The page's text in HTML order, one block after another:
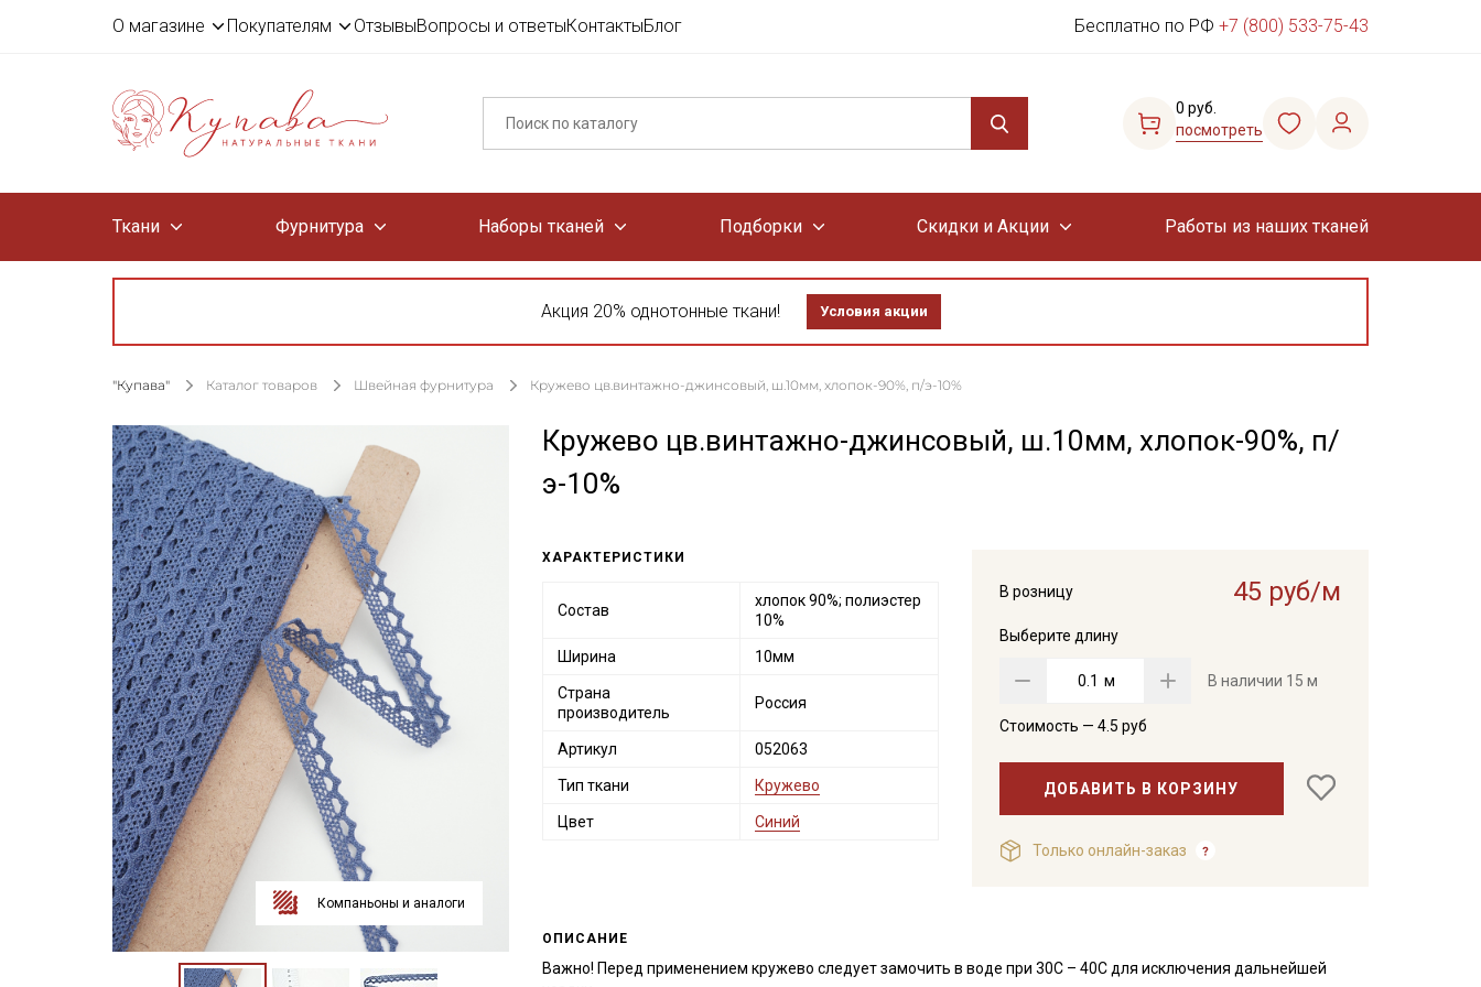
О магазине Покупателям ОтзывыВопросы и ответыКонтактыБлог Бесплатно по РФ +7 (800) 533-75-43
0 руб.
посмотреть
Ткани Фурнитура Наборы тканей Подборки Скидки и Акции Работы из наших тканей
Акция 20% однотонные ткани! Условия акции
"Купава" Каталог товаров Швейная фурнитура Кружево цв.винтажно-джинсовый, ш.10мм, хлопок-90%, п/э-10%
Компаньоны и аналоги
Кружево цв.винтажно-джинсовый, ш.10мм, хлопок-90%, п/
э-10%
В розницу 45 руб/м
Выберите длину
м В наличии 15 м
Стоимость — 4.5 руб
ДОБАВИТЬ В КОРЗИНУ
Только онлайн-заказ
ХАРАКТЕРИСТИКИ
Состав
хлопок 90%; полиэстер
10%
Ширина 10мм
Страна
производитель
Россия
Артикул 052063
Тип ткани Кружево
Цвет Синий
ОПИСАНИЕ
Важно! Перед применением кружево следует замочить в воде при 30С – 40С для исключения дальнейшей